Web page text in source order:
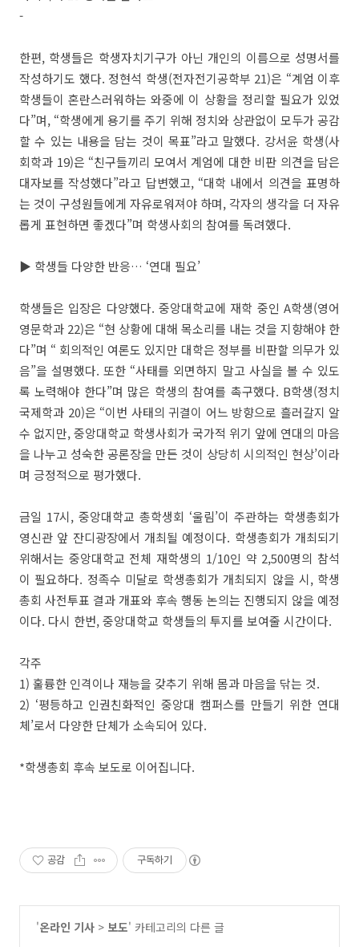
-
한편, 학생들은 학생자치기구가 아닌 개인의 이름으로 성명서를
작성하기도 했다. 정현석 학생(전자전기공학부 21)은 “계엄 이후
학생들이 혼란스러워하는 와중에 이 상황을 정리할 필요가 있었
다”며, “학생에게 용기를 주기 위해 정치와 상관없이 모두가 공감
할 수 있는 내용을 담는 것이 목표”라고 말했다. 강서윤 학생(사
회학과 19)은 “친구들끼리 모여서 계엄에 대한 비판 의견을 담은
대자보를 작성했다”라고 답변했고, “대학 내에서 의견을 표명하
는 것이 구성원들에게 자유로워져야 하며, 각자의 생각을 더 자유
롭게 표현하면 좋겠다”며 학생사회의 참여를 독려했다.
▶ 학생들 다양한 반응… ‘연대 필요’
학생들은 입장은 다양했다. 중앙대학교에 재학 중인 A학생(영어
영문학과 22)은 “현 상황에 대해 목소리를 내는 것을 지향해야 한
다”며 “ 회의적인 여론도 있지만 대학은 정부를 비판할 의무가 있
음”을 설명했다. 또한 “사태를 외면하지 말고 사실을 볼 수 있도
록 노력해야 한다”며 많은 학생의 참여를 촉구했다. B학생(정치
국제학과 20)은 “이번 사태의 귀결이 어느 방향으로 흘러갈지 알
수 없지만, 중앙대학교 학생사회가 국가적 위기 앞에 연대의 마음
을 나누고 성숙한 공론장을 만든 것이 상당히 시의적인 현상’이라
며 긍정적으로 평가했다.
금일 17시, 중앙대학교 총학생회 ‘울림’이 주관하는 학생총회가
영신관 앞 잔디광장에서 개최될 예정이다. 학생총회가 개최되기
위해서는 중앙대학교 전체 재학생의 1/10인 약 2,500명의 참석
이 필요하다. 정족수 미달로 학생총회가 개최되지 않을 시, 학생
총회 사전투표 결과 개표와 후속 행동 논의는 진행되지 않을 예정
이다. 다시 한번, 중앙대학교 학생들의 투지를 보여줄 시간이다.
각주
1) 훌륭한 인격이나 재능을 갖추기 위해 몸과 마음을 닦는 것.
2) ‘평등하고 인권친화적인 중앙대 캠퍼스를 만들기 위한 연대
체’로서 다양한 단체가 소속되어 있다.
*학생총회 후속 보도로 이어집니다.
공감 구독하기
'온라인 기사 > 보도' 카테고리의 다른 글